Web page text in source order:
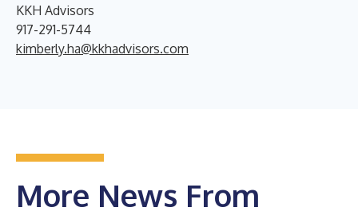
KKH Advisors
917-291-5744
kimberly.ha@kkhadvisors.com
More News From